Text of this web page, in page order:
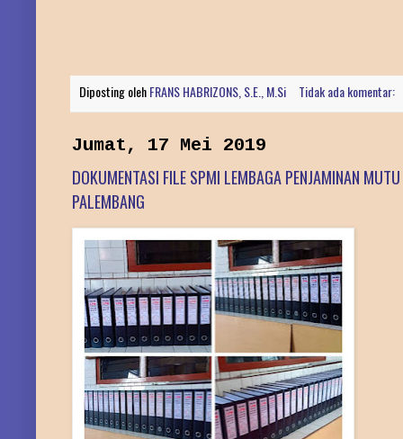
Diposting olehFRANS HABRIZONS, S.E., M.Si Tidak ada komentar:
Jumat, 17 Mei 2019
DOKUMENTASI FILE SPMI LEMBAGA PENJAMINAN
PALEMBANG